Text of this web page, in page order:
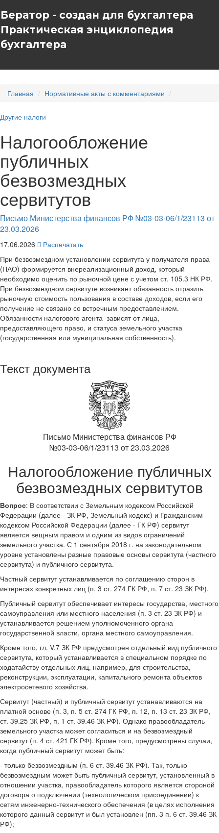
Бератор - создан для бухгалтера
Практическая энциклопедия
бухгалтера
Главная Нормативные акты с комментариями
Другие налоги
Налогообложение
публичных
безвозмездных
сервитутов
Письмо Министерства финансов РФ №03-03-06/1/23113 от
23.03.2026
17.06.2026
Распечатать
При безвозмездном установлении сервитута у получателя права
(ПАО) формируется внереализационный доход, который
необходимо оценить по рыночной цене с учетом ст. 105.3 НК РФ.
При безвозмездном сервитуте возникает обязанность отразить
рыночную стоимость пользования в составе доходов, если его
получение не связано со встречным предоставлением.
Обязанности налогового агента зависят от лица,
предоставляющего право, и статуса земельного участка
(государственная или муниципальная собственность).
Текст документа
Письмо Министерства финансов РФ
№03-03-06/1/23113 от 23.03.2026
Налогообложение публичных
безвозмездных сервитутов
Вопрос: В соответствии с Земельным кодексом Российской
Федерации (далее - ЗК РФ, Земельный кодекс) и Гражданским
кодексом Российской Федерации (далее - ГК РФ) сервитут
является вещным правом и одним из видов ограничений
земельного участка. С 1 сентября 2018 г. на законодательном
уровне установлены разные правовые основы сервитута (частного
сервитута) и публичного сервитута.
Частный сервитут устанавливается по соглашению сторон в
интересах конкретных лиц (п. 3 ст. 274 ГК РФ, п. 7 ст. 23 ЗК РФ).
Публичный сервитут обеспечивает интересы государства, местного
самоуправления или местного населения (п. 3 ст. 23 ЗК РФ) и
устанавливается решением уполномоченного органа
государственной власти, органа местного самоуправления.
Кроме того, гл. V.7 ЗК РФ предусмотрен отдельный вид публичного
сервитута, который устанавливается в специальном порядке по
ходатайству отдельных лиц, например, для строительства,
реконструкции, эксплуатации, капитального ремонта объектов
электросетевого хозяйства.
Сервитут (частный) и публичный сервитут устанавливаются на
платной основе (п. 3, п. 5 ст. 274 ГК РФ, п. 12, п. 13 ст. 23 ЗК РФ,
ст. 39.25 ЗК РФ, п. 1 ст. 39.46 ЗК РФ). Однако правообладатель
земельного участка может согласиться и на безвозмездный
сервитут (п. 4 ст. 421 ГК РФ). Кроме того, предусмотрены случаи,
когда публичный сервитут может быть:
- только безвозмездным (п. 6 ст. 39.46 ЗК РФ). Так, только
безвозмездным может быть публичный сервитут, установленный в
отношении участка, правообладатель которого является стороной
договора о подключении (технологическом присоединении) к
сетям инженерно-технического обеспечения (в целях исполнения
которого данный сервитут и был установлен (пп. 3 п. 6 ст. 39.46 ЗК
РФ);